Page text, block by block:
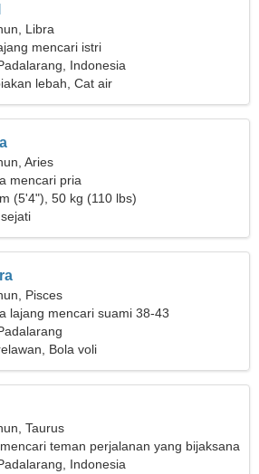
Libra
mencari istri
Indonesia
lebah, Cat air
Aries
mencari pria
(5'4"), 50 kg (110 lbs)
Pisces
lajang mencari suami 38-43
Bola voli
Taurus
teman perjalanan yang bijaksana
Indonesia